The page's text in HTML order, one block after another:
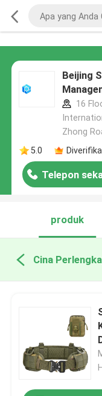
Beijing
16
Zhong
5.0
Telepon
produk
Cina